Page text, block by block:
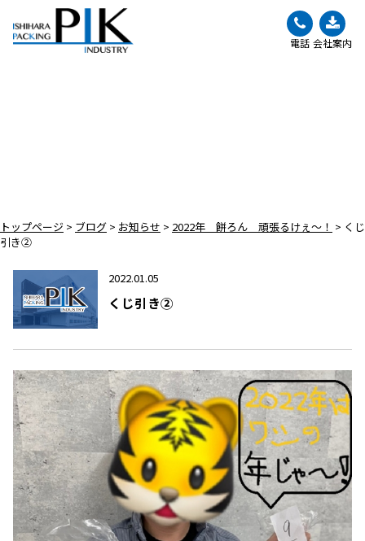
電話 会社案内
トップページ > ブログ > お知らせ > 2022年 餅ろん 頑張るけぇ～！ > くじ
引き②
2022.01.05
くじ引き②